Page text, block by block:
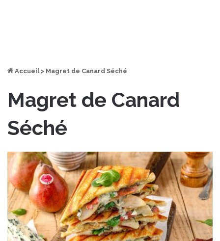
Accueil > Magret de Canard Séché
Magret de Canard
Séché